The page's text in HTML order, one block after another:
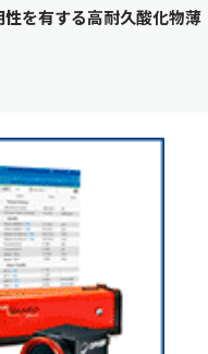
を有する高耐久酸化物薄